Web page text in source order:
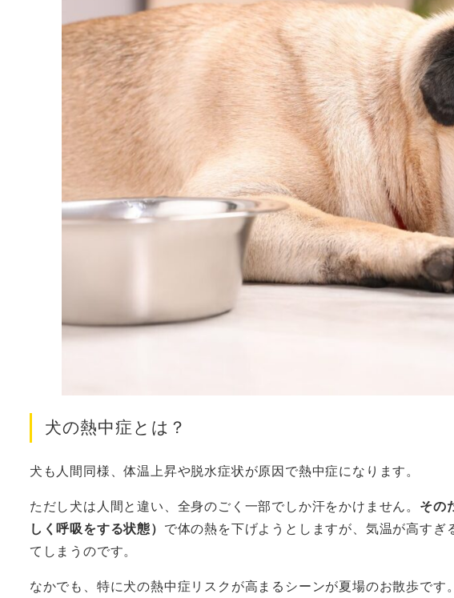
犬の熱中症とは？
犬も人間同様、体温上昇や脱水症状が原因で熱中症になります。
ただし犬は人間と違い、全身のごく一部でしか汗をかけません。 その
しく呼吸をする状態） で体の熱を下げようとしますが、気温が高す
てしまうのです。
なかでも、特に犬の熱中症リスクが高まるシーンが夏場のお散歩です。